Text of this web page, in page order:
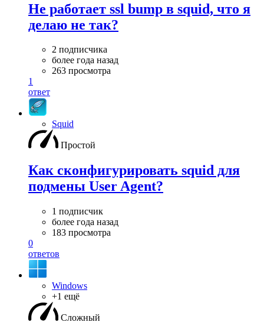
Не работает ssl bump в squid, что я
делаю не так?
2 подписчика
более года назад
263 просмотра
1
ответ
Squid
Простой
Как сконфигурировать squid для
подмены User Agent?
1 подписчик
более года назад
183 просмотра
0
ответов
Windows
+1 ещё
Сложный